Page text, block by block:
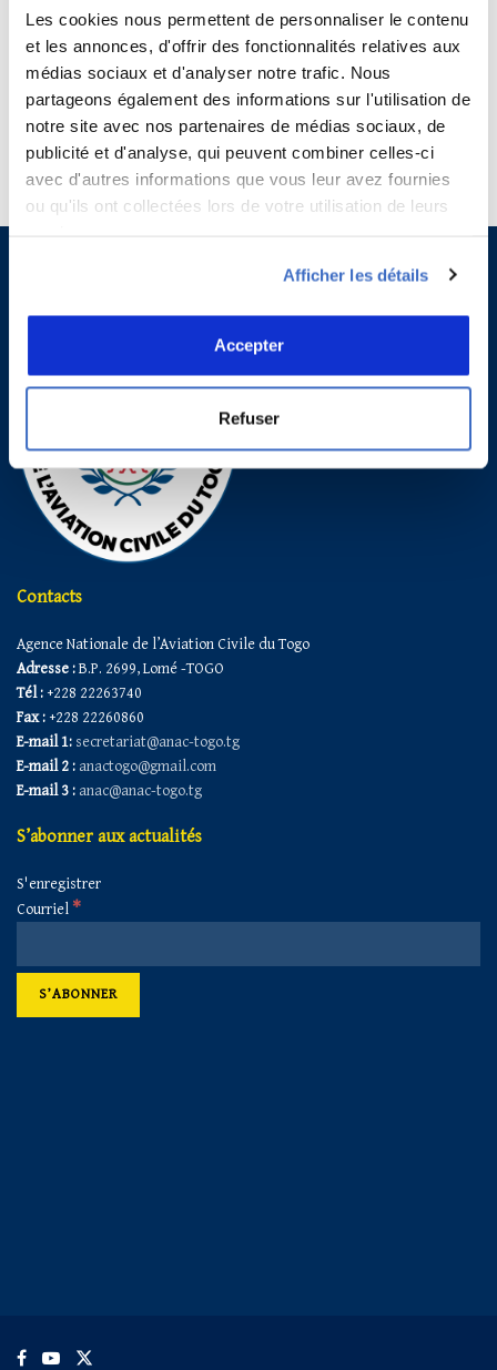
Les cookies nous permettent de personnaliser le contenu
et les annonces, d'offrir des fonctionnalités relatives aux
médias sociaux et d'analyser notre trafic. Nous
partageons également des informations sur l'utilisation de
notre site avec nos partenaires de médias sociaux, de
publicité et d'analyse, qui peuvent combiner celles-ci
avec d'autres informations que vous leur avez fournies
ou qu'ils ont collectées lors de votre utilisation de leurs
Afficher les détails
Accepter
Refuser
seize + huit =
Contacts
Agence Nationale de l’Aviation Civile du Togo
Adresse :B.P. 2699, Lomé -TOGO
Tél : +228 22263740
Fax : +228 22260860
E-mail 1: secretariat@anac-togo.tg
E-mail 2 : anactogo@gmail.com
E-mail 3 : anac@anac-togo.tg
S’abonner aux actualités
S'enregistrer
Courriel*